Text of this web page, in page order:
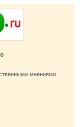
мнениями.